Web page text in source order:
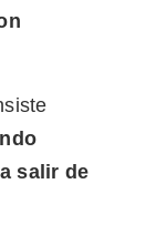
salir de